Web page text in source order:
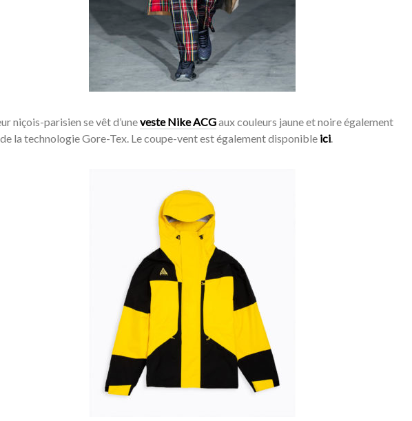
niçois-parisien se vêt d’uneveste Nike ACGaux couleurs jaune et noire également
la technologie Gore-Tex. Le coupe-vent est également disponible ici.
Acheter